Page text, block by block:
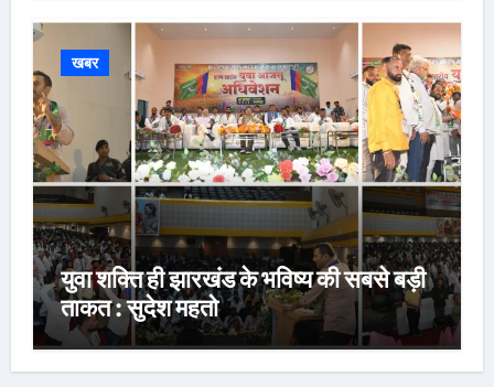
खबर
युवा शक्ति ही झारखंड के भविष्य की सबसे बड़ी
ताकत : सुदेश महतो